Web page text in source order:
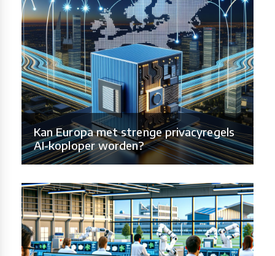
Kan Europa met strenge privacyregels
AI-koploper worden?